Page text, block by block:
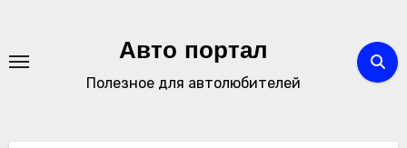
содержимому
Авто портал
Полезное для автолюбителей